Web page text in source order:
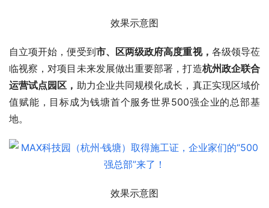
效果示意图
自立项开始，便受到市、区两级政府高度重视， 各级领导莅
临视察，对项目未来发展做出重要部署，打造杭州政企联合
运营试点园区， 助力企业共同规模化成长，真正实现区域价
值赋能，目标成为钱塘首个服务世界500强企业的总部基
地。
效果示意图